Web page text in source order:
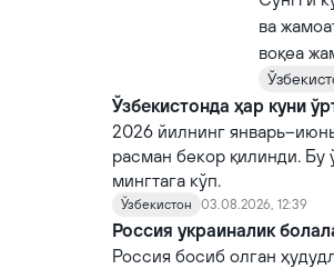
ва
воқеа
Ўзбекистонда ҳар куни
2026 йилнинг
расман бекор қилинди. Бу
мингтага кўп.
Ўзбекистон 03.08.2026, 12:39
Россия украиналик
Россия босиб олган